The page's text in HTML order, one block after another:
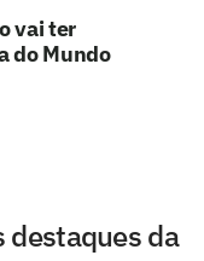
vai ter
do Mundo
destaques da